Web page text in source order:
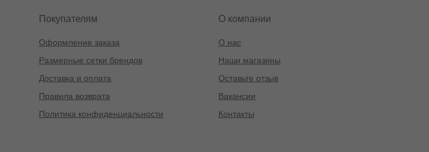
Оформление заказа
Размерные сетки брендов
Доставка и оплата
Правила возврата
Политика конфиденциальности
О нас
Наши магазины
Оставьте отзыв
Вакансии
Контакты
Покупателям О компании